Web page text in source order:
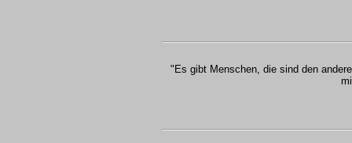
"Es gibt Menschen, die sind den